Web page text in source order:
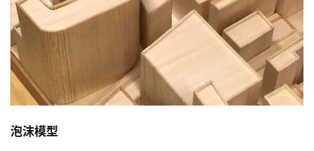
泡沫模型